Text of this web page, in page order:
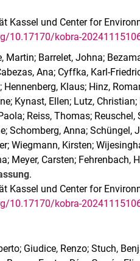
Kassel und Center for
10.17170/kobra-
Martin; Barrelet, Johna;
Ana; Cyffka, Karl-
Hennenberg, Klaus; Hinz,
Kynast, Ellen; Lutz,
Reiss, Thomas; Reuschel,
Schomberg, Anna; Schüngel,
Wiegmann, Kirsten;
Meyer, Carsten; Fehrenbach,
.
Kassel und Center for
10.17170/kobra-
Giudice, Renzo; Stuch,